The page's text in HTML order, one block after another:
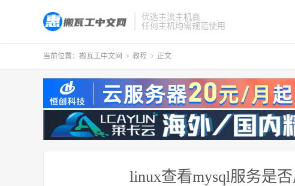
优选主流主机商
任何主机均需规范使用
当前位置： 搬瓦工中文网 > 教程 > 正文
linux查看mysql服务是